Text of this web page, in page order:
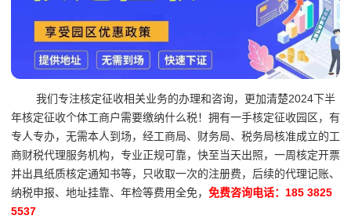
我们专注核定征收相关业务的办理和咨询，更加清楚2024下半
年核定征收个体工商户需要缴纳什么税！拥有一手核定征收园区，有
专人专办，无需本人到场，经工商局、财务局、税务局核准成立的工
商财税代理服务机构，专业正规可靠，快至当天出照，一周核定开票
并出具纸质核定通知书等，只收取一次的注册费，后续的代理记账、
纳税申报、地址挂靠、年检等费用全免， 免费咨询电话：185 3825
5537